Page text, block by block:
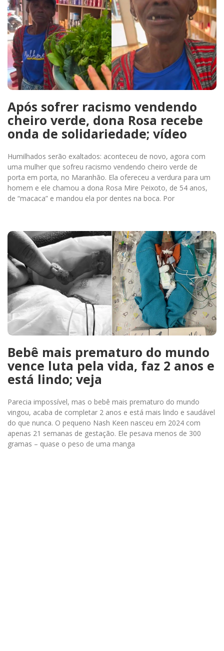
Após sofrer racismo vendendo
cheiro verde, dona Rosa recebe
onda de solidariedade; vídeo
Humilhados serão exaltados: aconteceu de novo, agora com
uma mulher que sofreu racismo vendendo cheiro verde de
porta em porta, no Maranhão. Ela ofereceu a verdura para um
homem e ele chamou a dona Rosa Mire Peixoto, de 54 anos,
de “macaca” e mandou ela por dentes na boca. Por
Bebê mais prematuro do mundo
vence luta pela vida, faz 2 anos e
está lindo; veja
Parecia impossível, mas o bebê mais prematuro do mundo
vingou, acaba de completar 2 anos e está mais lindo e saudável
do que nunca. O pequeno Nash Keen nasceu em 2024 com
apenas 21 semanas de gestação. Ele pesava menos de 300
gramas – quase o peso de uma manga